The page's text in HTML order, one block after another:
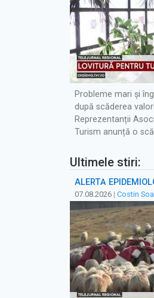
Probleme mari și
după scăderea
Reprezentanții
Turism anunță o
Ultimele stiri:
ALERTĂ
07.08.2026 | Costin